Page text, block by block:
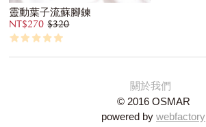
靈動葉子流蘇腳鍊
NT$270 $320
關於我們
© 2016 OSMAR
powered by webfactory